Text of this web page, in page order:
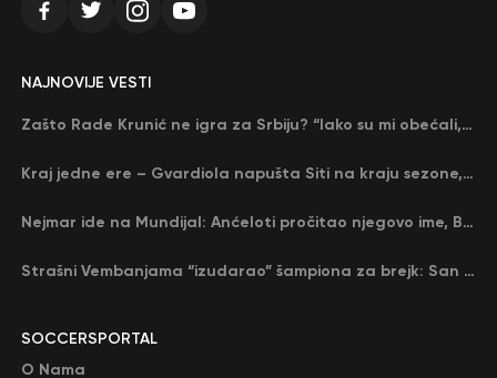
SOCCERSPORTAL
O Nama
NAJNOVIJE VESTI
Zašto Rade Krunić ne igra za Srbiju? “Iako su mi obećali, niko me nije zvao…”
Kraj jedne ere – Gvardiola napušta Siti na kraju sezone, menja ga njegov nekadašnji rival
Nejmar ide na Mundijal: Anćeloti pročitao njegovo ime, Brazil u delirijumu (VIDEO)
Strašni Vembanjama “izudarao” šampiona za brejk: San Antonio poveo protiv Oklahome